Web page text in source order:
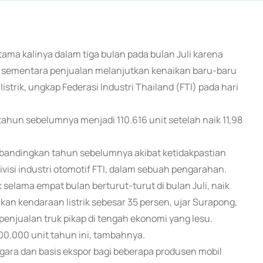
kalinya dalam tiga bulan pada bulan Juli karena
penjualan melanjutkan kenaikan baru-baru
ungkap Federasi Industri Thailand (FTI) pada hari
sebelumnya menjadi 110.616 unit setelah naik 11,98
tahun sebelumnya akibat ketidakpastian
industri otomotif FTI, dalam sebuah pengarahan.
empat bulan berturut-turut di bulan Juli, naik
kendaraan listrik sebesar 35 persen, ujar Surapong,
truk pikap di tengah ekonomi yang lesu.
unit tahun ini, tambahnya.
dan basis ekspor bagi beberapa produsen mobil